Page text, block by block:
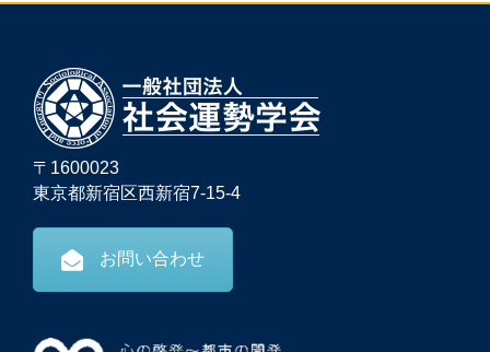
〒1600023
東京都新宿区西新宿7-15-4
お問い合わせ